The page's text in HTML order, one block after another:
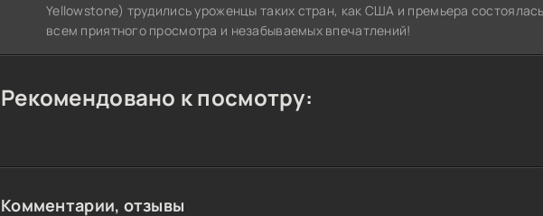
Yellowstone) трудились уроженцы таких стран, как США и премьера
всем приятного просмотра и незабываемых впечатлений!
Рекомендовано к посмотру:
Комментарии, отзывы